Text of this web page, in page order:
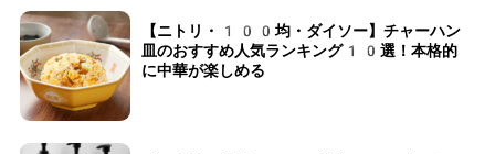
【ニトリ・100均・ダイソー】チャーハン
皿のおすすめ人気ランキング10選！本格的
に中華が楽しめる